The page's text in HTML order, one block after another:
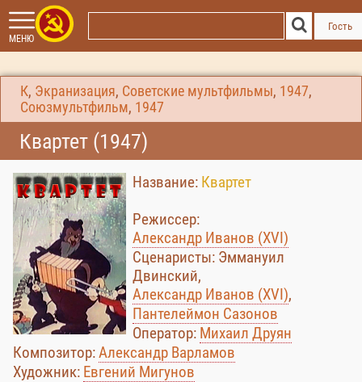
МЕНЮ
Гость
К, Экранизация, Советские мультфильмы, 1947,
Союзмультфильм, 1947
Квартет (1947)
Название: Квартет
Режиссер:
Александр Иванов (XVI)
Сценаристы: Эммануил
Двинский,
Александр Иванов (XVI),
Пантелеймон Сазонов
Оператор: Михаил Друян
Композитор:Александр Варламов
Художник: Евгений Мигунов